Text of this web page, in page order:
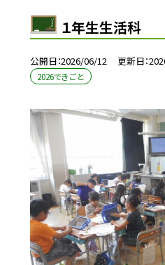
１年生生活科
公開日 2026/06/12 更新日
2026できごと